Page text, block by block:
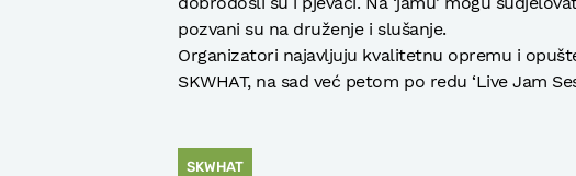
pozvani su na druženje i slušanje.
Organizatori najavljuju kvalitetnu opremu i
SKWHAT, na sad već petom po redu ‘Live Jam
SKWHAT